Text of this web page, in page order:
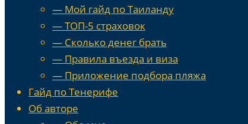
— Мой гайд по Таиланду
— ТОП-5 страховок
— Сколько денег брать
— Правила въезда и виза
— Приложение подбора пляжа
Гайд по Тенерифе
Об авторе